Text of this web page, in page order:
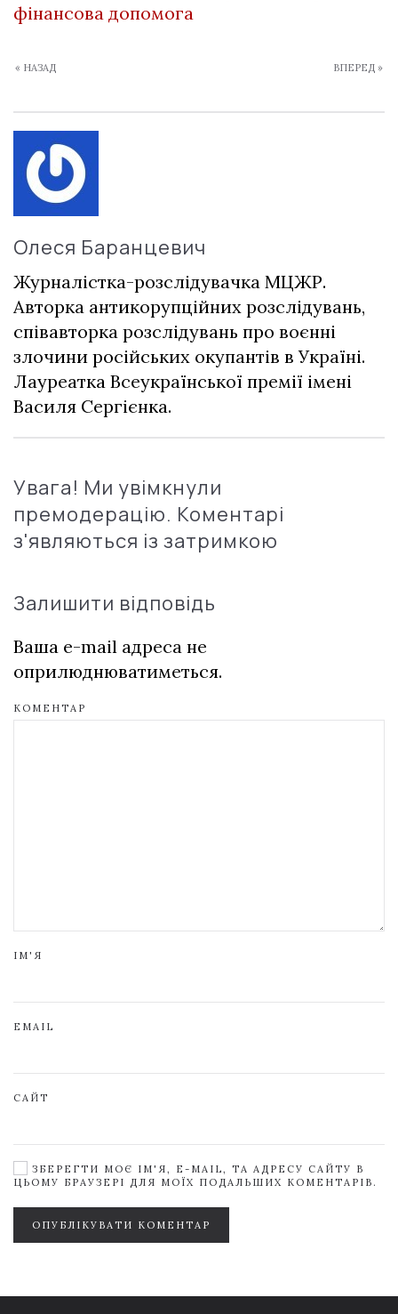
фінансова допомога
« НАЗАД ВПЕРЕД »
Олеся Баранцевич
Журналістка-розслідувачка МЦЖР.
Авторка антикорупційних розслідувань,
співавторка розслідувань про воєнні
злочини російських окупантів в Україні.
Лауреатка Всеукраїнської премії імені
Василя Сергієнка.
Увага! Ми увімкнули
премодерацію. Коментарі
з'являються із затримкою
Залишити відповідь
Ваша e-mail адреса не
оприлюднюватиметься.
КОМЕНТАР
ІМ'Я
EMAIL
САЙТ
ЗБЕРЕГТИ МОЄ ІМ'Я, E-MAIL, ТА АДРЕСУ САЙТУ В
ЦЬОМУ БРАУЗЕРІ ДЛЯ МОЇХ ПОДАЛЬШИХ КОМЕНТАРІВ.
ОПУБЛІКУВАТИ КОМЕНТАР